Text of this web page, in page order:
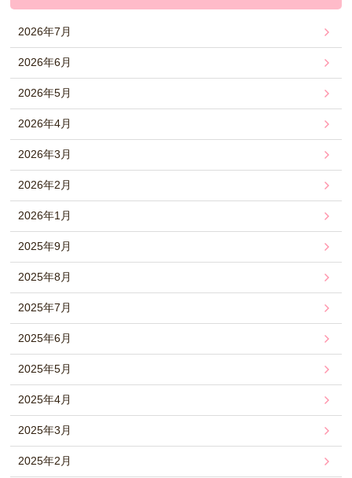
2026年7月
2026年6月
2026年5月
2026年4月
2026年3月
2026年2月
2026年1月
2025年9月
2025年8月
2025年7月
2025年6月
2025年5月
2025年4月
2025年3月
2025年2月